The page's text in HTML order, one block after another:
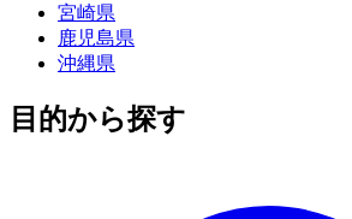
宮崎県
鹿児島県
沖縄県
目的から探す